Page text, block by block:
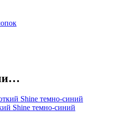
Shine темно-синий